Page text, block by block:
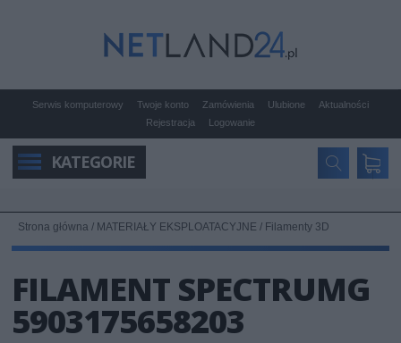
Serwis komputerowy Twoje konto Zamówienia Ulubione
Aktualności
Rejestracja
Logowanie
KATEGORIE
Strona główna / MATERIAŁY EKSPLOATACYJNE / Filamenty 3D
FILAMENT SPECTRUMG
5903175658203